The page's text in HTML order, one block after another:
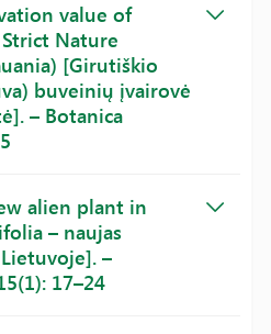
value of
Nature
[Girutiškio
buveinių įvairovė
– Botanica
alien plant in
– naujas
–
17–24